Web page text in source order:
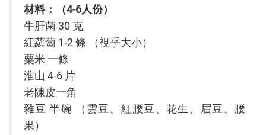
材料：（4-6人份）
牛肝菌 30 克
紅蘿蔔 1-2 條 （視乎大小）
粟米 一條
淮山 4-6 片
老陳皮一角
雜豆 半碗 （雲豆、紅腰豆、花生、眉豆、腰
果）